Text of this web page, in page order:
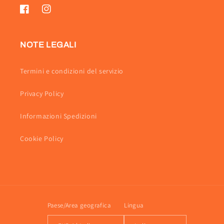
FacebookInstagram
NOTE LEGALI
Termini e condizioni del servizio
Privacy Policy
Informazioni Spedizioni
Cookie Policy
Paese/Area geografica Lingua